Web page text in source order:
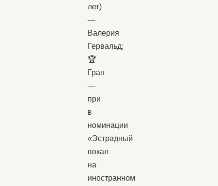
лет)
—
Валерия
Гервальд;
🏆
Гран
—
при
в
номинации
«Эстрадный
вокал
на
иностранном